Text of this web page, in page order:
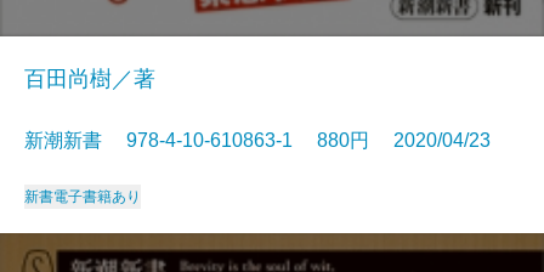
百田尚樹／著
新潮新書 978-4-10-610863-1 880円 2020/04/23
新書電子書籍あり